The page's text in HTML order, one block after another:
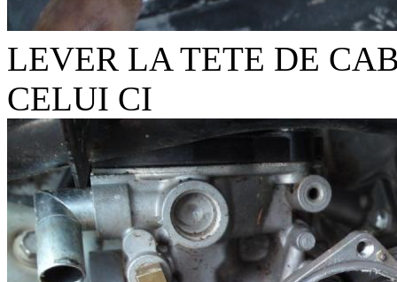
LEVER LA TETE DE
CELUI CI